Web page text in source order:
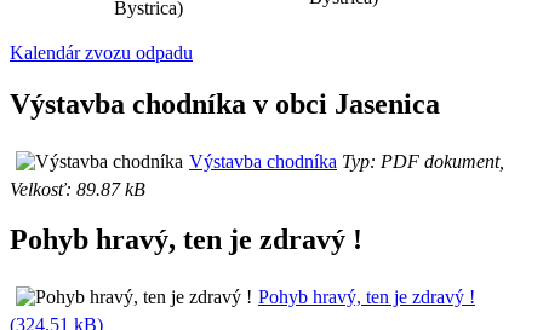
Bystrica)
Kalendár zvozu odpadu
Výstavba chodníka v obci Jasenica
Výstavba chodníka Typ: PDF dokument,
Velkosť: 89.87 kB
Pohyb hravý, ten je zdravý !
Pohyb hravý, ten je zdravý !
(324.51 kB)